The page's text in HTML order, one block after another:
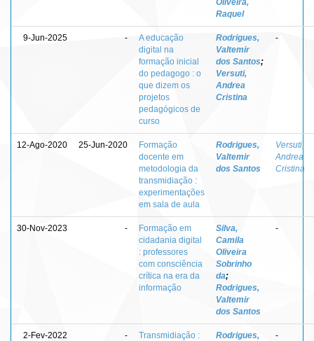
Raquel
9-Jun-2025 -
A educação
digital na
formação inicial
do pedagogo : o
que dizem os
projetos
pedagógicos de
curso
Rodrigues,
Valtemir
dos Santos;
Versuti,
Andrea
Cristina
-
12-Ago-2020 25-Jun-2020
Formação
docente em
metodologia da
transmidiação :
experimentações
em sala de aula
Rodrigues,
Valtemir
dos Santos
Versuti,
Andrea
Cristina
30-Nov-2023 -
Formação em
cidadania digital
: professores
com consciência
crítica na era da
informação
Silva,
Camila
Oliveira
Sobrinho
da;
Rodrigues,
Valtemir
dos Santos
-
2-Fev-2022 -
Transmidiação :
Rodrigues,
-